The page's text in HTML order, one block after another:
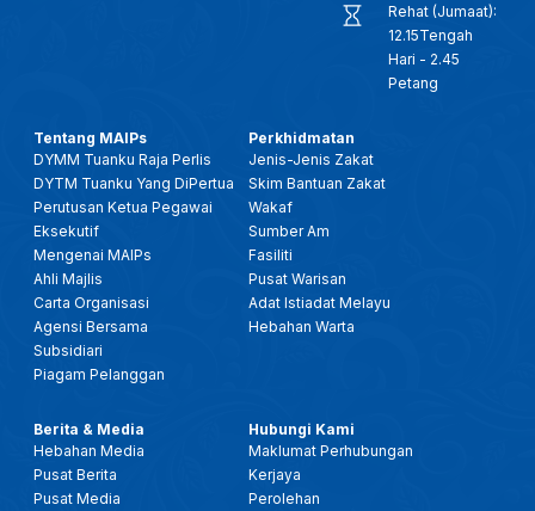
Rehat (Jumaat):
12.15Tengah
Hari - 2.45
Petang
Tentang MAIPs
DYMM Tuanku Raja Perlis
DYTM Tuanku Yang DiPertua
Perutusan Ketua Pegawai
Eksekutif
Mengenai MAIPs
Ahli Majlis
Carta Organisasi
Agensi Bersama
Subsidiari
Piagam Pelanggan
Perkhidmatan
Jenis-Jenis Zakat
Skim Bantuan Zakat
Wakaf
Sumber Am
Fasiliti
Pusat Warisan
Adat Istiadat Melayu
Hebahan Warta
Berita & Media
Hebahan Media
Pusat Berita
Pusat Media
Hubungi Kami
Maklumat Perhubungan
Kerjaya
Perolehan